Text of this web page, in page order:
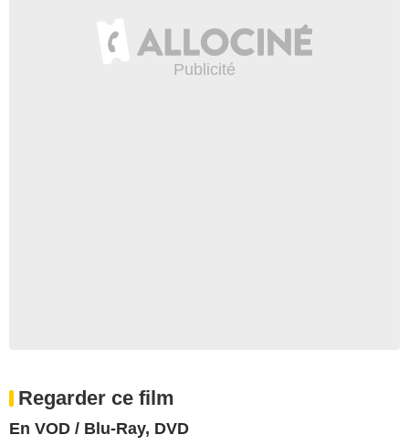
Regarder ce film
En VOD / Blu-Ray, DVD